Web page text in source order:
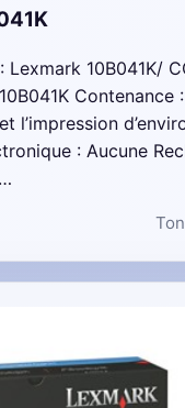
Lexmark 10B041K/
Contenance
l’impression
: Aucune